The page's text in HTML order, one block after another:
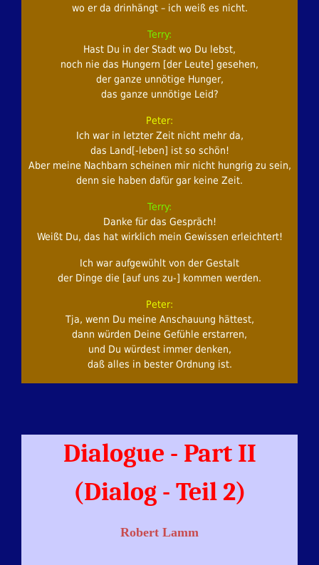
wo er da drinhängt – ich weiß es nicht.
Terry:
Hast Du in der Stadt wo Du lebst,
noch nie das Hungern [der Leute] gesehen,
der ganze unnötige Hunger,
das ganze unnötige Leid?
Peter:
Ich war in letzter Zeit nicht mehr da,
das Land[-leben] ist so schön!
Aber meine Nachbarn scheinen mir nicht hungrig zu sein,
denn sie haben dafür gar keine Zeit.
Terry:
Danke für das Gespräch!
Weißt Du, das hat wirklich mein Gewissen erleichtert!
Ich war aufgewühlt von der Gestalt
der Dinge die [auf uns zu-] kommen werden.
Peter:
Tja, wenn Du meine Anschauung hättest,
dann würden Deine Gefühle erstarren,
und Du würdest immer denken,
daß alles in bester Ordnung ist.
Dialogue - Part II
(Dialog - Teil 2)
Robert Lamm